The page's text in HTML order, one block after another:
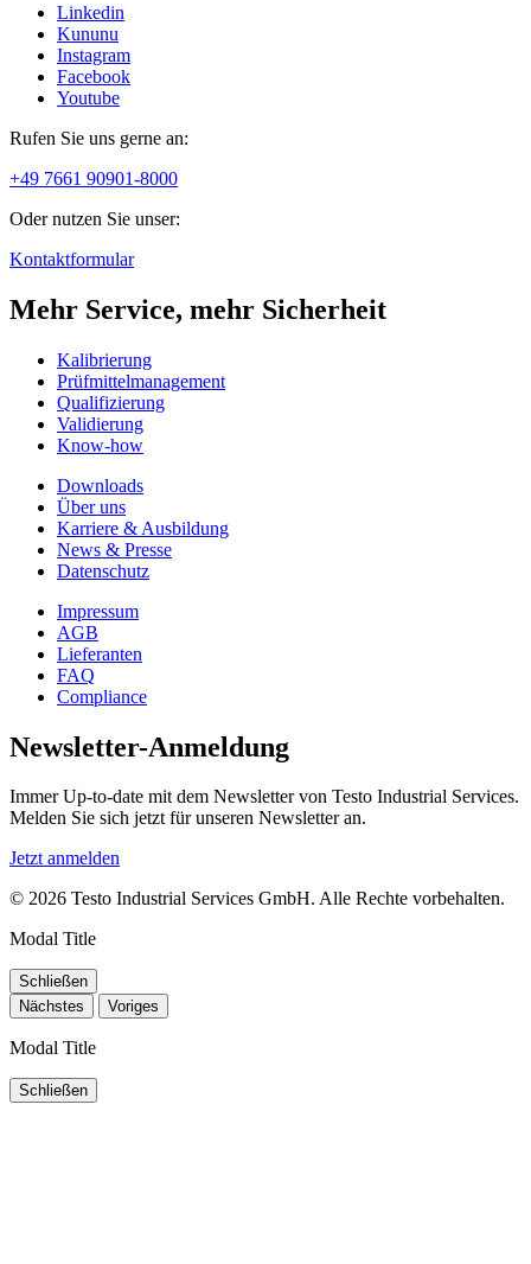
Linkedin
Kununu
Instagram
Facebook
Youtube
Rufen Sie uns gerne an:
+49 7661 90901-8000
Oder nutzen Sie unser:
Kontaktformular
Mehr Service, mehr Sicherheit
Kalibrierung
Prüfmittelmanagement
Qualifizierung
Validierung
Know-how
Downloads
Über uns
Karriere & Ausbildung
News & Presse
Datenschutz
Impressum
AGB
Lieferanten
FAQ
Compliance
Newsletter-Anmeldung
Immer Up-to-date mit dem Newsletter von Testo Industrial Services.
Melden Sie sich jetzt für unseren Newsletter an.
Jetzt anmelden
© 2026 Testo Industrial Services GmbH. Alle Rechte vorbehalten.
Modal Title
Schließen
Nächstes
Voriges
Modal Title
Schließen